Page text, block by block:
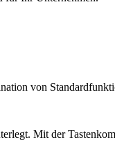
von
Mit der